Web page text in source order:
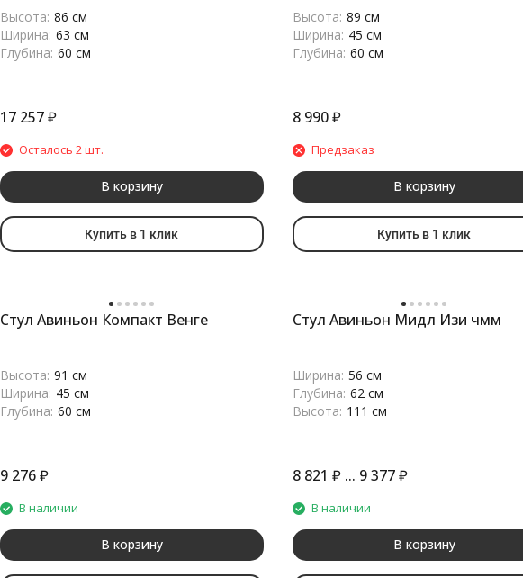
Высота: 86 см
Ширина: 63 см
Глубина: 60 см
17 257 ₽
Осталось 2 шт.
В корзину
Купить в 1 клик
Высота: 89 см
Ширина: 45 см
Глубина: 60 см
8 990₽
Предзаказ
В корзину
Купить в 1 клик
Стул Авиньон Компакт Венге
Высота: 91 см
Ширина: 45 см
Глубина: 60 см
9 276 ₽
В наличии
В корзину
Стул Авиньон Мидл Изи чмм
Ширина: 56 см
Глубина: 62 см
Высота: 111 см
8 821 ₽... 9 377₽
В наличии
В корзину